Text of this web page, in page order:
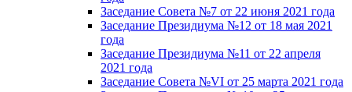
Заседание Совета №7 от 22 июня 2021 года
Заседание Президиума №12 от 18 мая 2021
года
Заседание Президиума №11 от 22 апреля
2021 года
Заседание Совета №VI от 25 марта 2021 года